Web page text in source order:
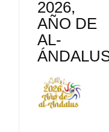
2026,
AÑO DE
AL-